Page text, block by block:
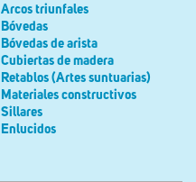
Arcos triunfales
Bóvedas
Bóvedas de arista
Cubiertas de madera
Retablos (Artes suntuarias)
Materiales constructivos
Sillares
Enlucidos